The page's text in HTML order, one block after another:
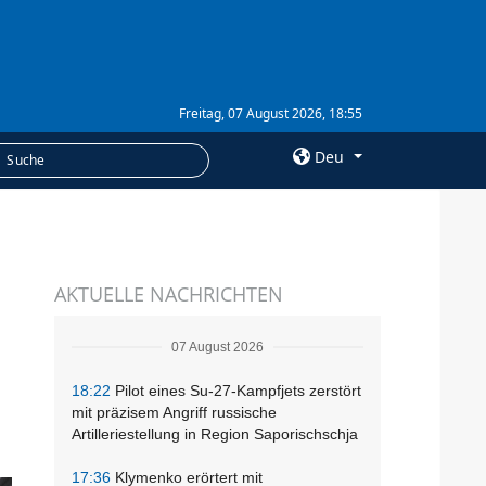
Freitag, 07 August 2026, 18:55
Deu
Abonnement
AKTUELLE NACHRICHTEN
07 August 2026
18:22 Pilot eines Su-27-Kampfjets zerstört
mit präzisem Angriff russische
Artilleriestellung in Region Saporischschja
17:36 Klymenko erörtert mit